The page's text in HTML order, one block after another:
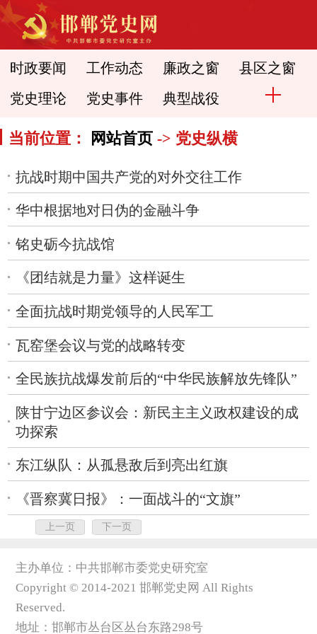
时政要闻 工作动态 廉政之窗 县区之窗
党史理论 党史事件 典型战役
当前位置： 网站首页 -> 党史纵横
抗战时期中国共产党的对外交往工作
华中根据地对日伪的金融斗争
铭史砺今抗战馆
《团结就是力量》这样诞生
全面抗战时期党领导的人民军工
瓦窑堡会议与党的战略转变
全民族抗战爆发前后的“中华民族解放先锋队”
陕甘宁边区参议会：新民主主义政权建设的成
功探索
东江纵队：从孤悬敌后到亮出红旗
《晋察冀日报》：一面战斗的“文旗”
上一页 下一页
主办单位：中共邯郸市委党史研究室
Copyright © 2014-2021 邯郸党史网 All Rights
Reserved.
地址：邯郸市丛台区丛台东路298号